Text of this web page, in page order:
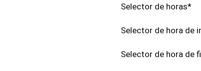
Selector de horas*
Selector de hora de
Selector de hora de